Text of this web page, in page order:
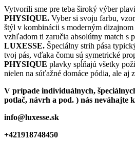
Vytvorili sme pre teba široký výber
PHYSIQUE. Vyber si svoju farbu,
štýl v kombinácii s moderným
vzhľadom ti zaručia absolútny match s
LUXESSE. Špeciálny strih pása
tvoj pás, vďaka čomu sú symetrické
PHYSIQUE plavky spĺňajú všetky
nielen na súťažné domáce pódia, ale aj
V prípade individuálnych,
potlač, návrh a pod. ) nás neváhajte
info@luxesse.sk
+421918748450